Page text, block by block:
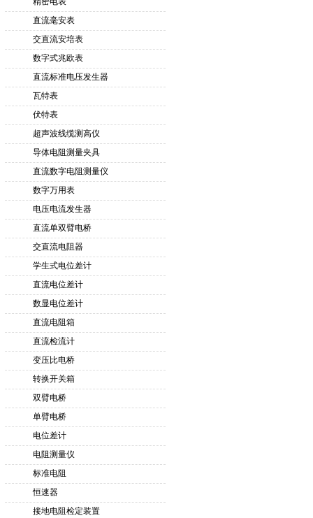
直流毫安表
交直流安培表
数字式兆欧表
直流标准电压发生器
瓦特表
伏特表
超声波线缆测高仪
导体电阻测量夹具
直流数字电阻测量仪
数字万用表
电压电流发生器
直流单双臂电桥
交直流电阻器
学生式电位差计
直流电位差计
数显电位差计
直流电阻箱
直流检流计
变压比电桥
转换开关箱
双臂电桥
单臂电桥
电位差计
电阻测量仪
标准电阻
恒速器
接地电阻检定装置